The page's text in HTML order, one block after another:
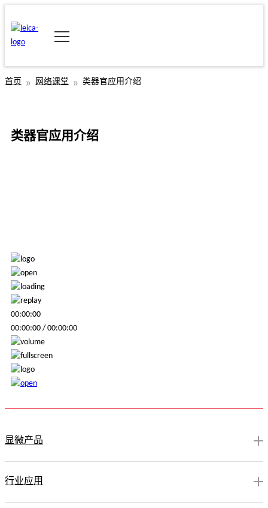
首页 网络课堂 类器官应用介绍
类器官应用介绍
00:00:00
00:00:00 / 00:00:00
显微产品
行业应用